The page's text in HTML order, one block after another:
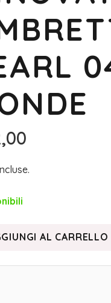
AL CARRELLO